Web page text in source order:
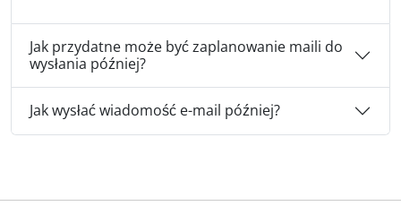
Jak przydatne może być zaplanowanie maili do
wysłania później?
Jak wysłać wiadomość e-mail później?